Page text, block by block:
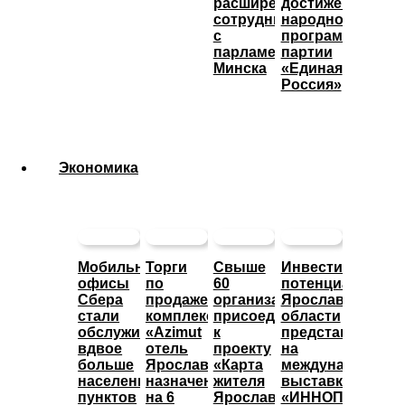
расширении
сотрудничества
с
парламентом
Минска
достижения
народной
программы
партии
«Единая
Россия»
Экономика
Мобильные
офисы
Сбера
стали
обслуживать
вдвое
больше
населенных
пунктов
Торги
по
продаже
комплекса
«Azimut
отель
Ярославль»
назначены
на 6
Свыше
60
организаций
присоединились
к
проекту
«Карта
жителя
Ярославской
потенциал
Ярославской
области
представят
на
международной
выставке
«ИННОПРОМ»